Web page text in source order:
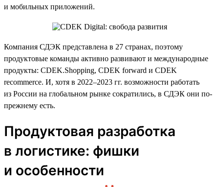
и мобильных приложений.
Компания СДЭК представлена в 27 странах, поэтому
продуктовые команды активно развивают и международные
продукты: CDEK.Shopping, CDEK forward и CDEK
recommerce. И, хотя в 2022–2023 гг. возможности работать
из России на глобальном рынке сократились, в СДЭК они по-
прежнему есть.
Продуктовая разработка
в логистике: фишки
и особенности